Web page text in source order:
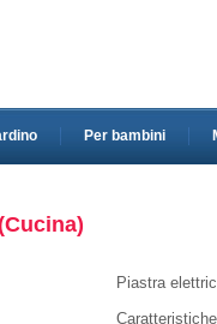
Per bambini
Piastra
Caratteristiche